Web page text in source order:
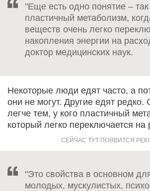
"Еще есть одно понятие –
пластичный метаболизм,
веществ очень легко
накопления энергии на
доктор медицинских наук.
Некоторые люди едят часто, а
они не могут. Другие едят редко.
легче тем, у кого пластичный
который легко переключается на
"Это свойства в основном
молодых, мускулистых,